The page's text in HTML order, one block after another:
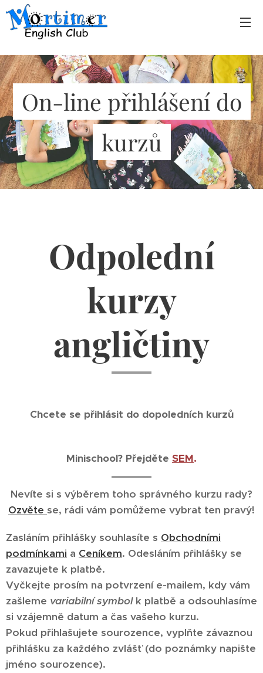
On-line přihlášení do
kurzů
Odpolední
kurzy
angličtiny
Chcete se přihlásit do dopoledních kurzů
Minischool? Přejděte SEM.
Nevíte si s výběrem toho správného kurzu rady?
Ozvěte se, rádi vám pomůžeme vybrat ten pravý!
Zasláním přihlášky souhlasíte s Obchodními
podmínkami a Ceníkem. Odesláním přihlášky se
zavazujete k platbě.
Vyčkejte prosím na potvrzení e-mailem, kdy vám
zašleme variabilní symbolk platbě a odsouhlasíme
si vzájemně datum a čas vašeho kurzu.
Pokud přihlašujete sourozence, vyplňte závaznou
přihlášku za každého zvlášť (do poznámky napište
jméno sourozence).